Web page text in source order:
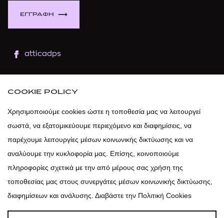
ΕΓΓΡΑΦΗ
atticadps
atticadps
COOKIE POLICY
Χρησιμοποιούμε cookies ώστε η τοποθεσία μας να λειτουργεί
σωστά, να εξατομικεύουμε περιεχόμενο και διαφημίσεις, να
παρέχουμε λειτουργίες μέσων κοινωνικής δικτύωσης και να
αναλύουμε την κυκλοφορία μας. Επίσης, κοινοποιούμε
πληροφορίες σχετικά με την από μέρους σας χρήση της
τοποθεσίας μας στους συνεργάτες μέσων κοινωνικής δικτύωσης,
διαφημίσεων και ανάλυσης. Διαβάστε την Πολιτική Cookies